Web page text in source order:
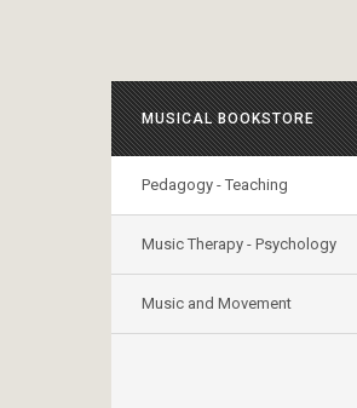
MUSICAL BOOKSTORE
Pedagogy - Teaching
Music Therapy - Psychology
Music and Movement